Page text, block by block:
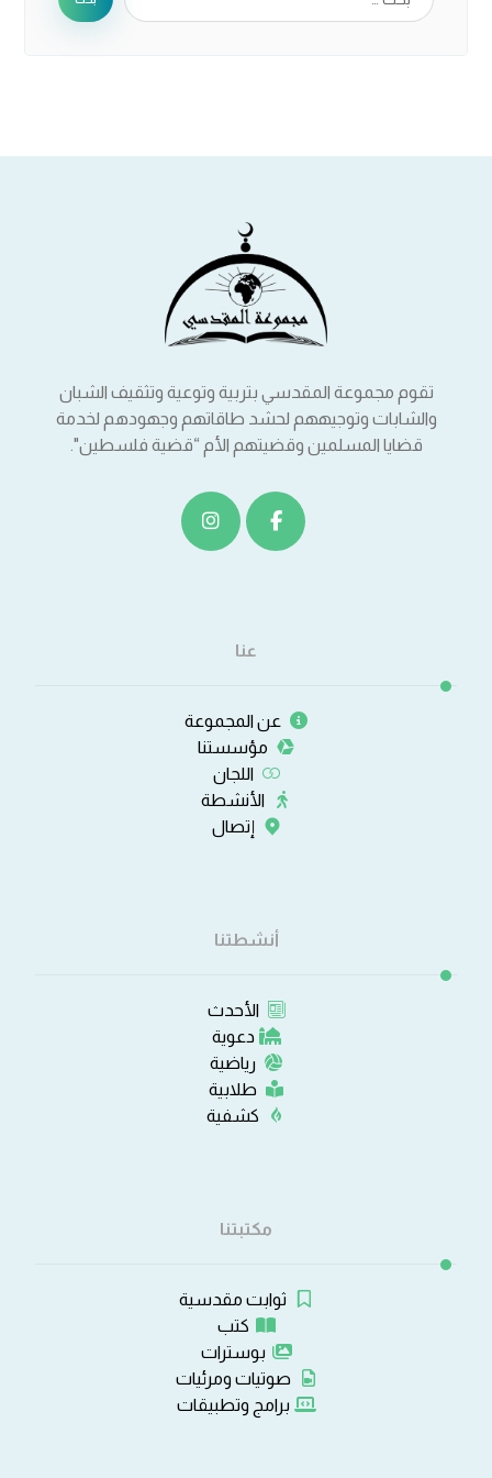
تقوم مجموعة المقدسي بتربية وتوعية وتثقيف الشبان
والشابات وتوجيههم لحشد طاقاتهم وجهودهم لخدمة
قضايا المسلمين وقضيتهم الأم “قضية فلسطين".
عنا
عن المجموعة
مؤسستنا
اللجان
الأنشطة
إتصال
أنشطتنا
الأحدث
دعوية
رياضية
طلابية
كشفية
مكتبتنا
ثوابت مقدسية
كتب
بوسترات
صوتيات ومرئيات
برامج وتطبيقات